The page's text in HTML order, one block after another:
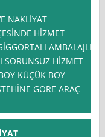
NAKLİYAT
HİZMET
AMBALAJLI
SORUNSUZ HİZMET
KÜÇÜK BOY
GÖRE ARAÇ